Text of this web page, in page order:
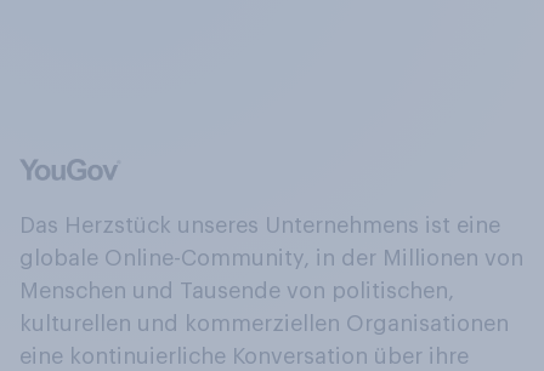
Das Herzstück unseres Unternehmens ist eine
globale Online-Community, in der Millionen von
Menschen und Tausende von politischen,
kulturellen und kommerziellen Organisationen
eine kontinuierliche Konversation über ihre